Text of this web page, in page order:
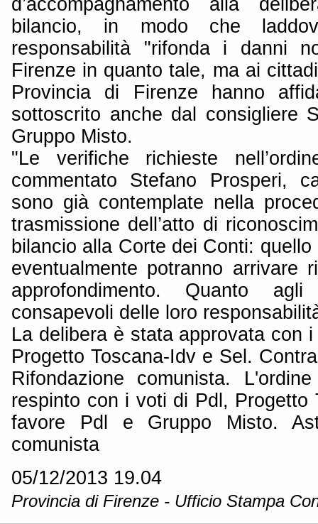
bilancio, in modo che
responsabilità "rifonda i danni
Firenze in quanto tale, ma ai
Provincia di Firenze hanno
sottoscrito anche dal consigliere
Gruppo Misto.
"Le verifiche richieste
commentato Stefano Prosperi,
sono già contemplate nella
trasmissione dell’atto di
bilancio alla Corte dei Conti:
eventualmente potranno arrivare
approfondimento. Quanto
consapevoli delle loro
La delibera è stata approvata con
Progetto Toscana-Idv e Sel.
Rifondazione comunista.
respinto con i voti di Pdl, Progetto
favore Pdl e Gruppo Misto.
comunista
05/12/2013 19.04
Provincia di Firenze - Ufficio Stampa